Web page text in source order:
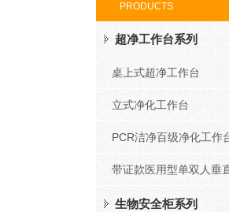
PRODUCTS
超净工作台系列
桌上式超净工作台
立式净化工作台
生物安全柜系列